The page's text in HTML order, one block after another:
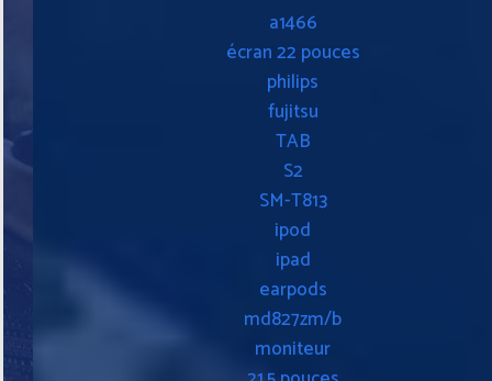
a1466
écran 22 pouces
philips
fujitsu
TAB
S2
SM-T813
ipod
ipad
earpods
md827zm/b
moniteur